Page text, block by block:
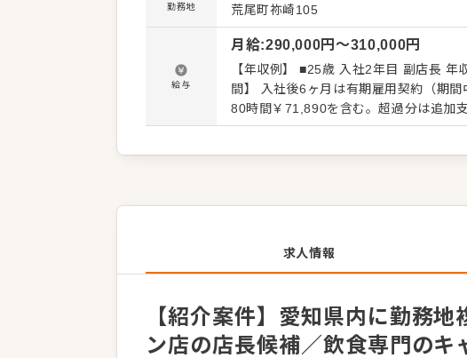
確認 ・売上管理、発注業務、在庫管理
入社後はスキルに合わせた業務からお
う。現店長をはじめ本部スタッフがあ
安心してスタートできる環境です。 将
本部職への昇格のチャンスもあり。独立
は面談時にご説明いたします。この求
ズ転職支援窓口』までお問合せください
勤務地
荒尾町祢崎105
給与
月給:290,000円〜310,000円
【年収例】 ■25歳 入社2年目 副店長 年収430万
間】 入社後6ヶ月は有期雇用契約（期間中は基本給27
求人情報
【紹介案件】愛知県内に勤務
ン店の店長候補／飲食専門の